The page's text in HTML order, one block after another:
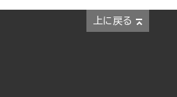
上に戻る